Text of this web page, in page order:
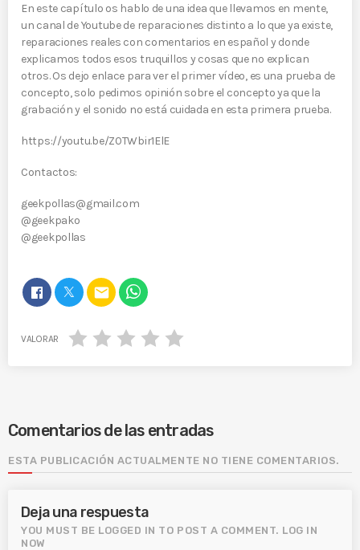
En este capítulo os hablo de una idea que llevamos en mente,
un canal de Youtube de reparaciones distinto a lo que ya existe,
reparaciones reales con comentarios en español y donde
explicamos todos esos truquillos y cosas que no explican
otros. Os dejo enlace para ver el primer vídeo, es una prueba de
concepto, solo pedimos opinión sobre el concepto ya que la
grabación y el sonido no está cuidada en esta primera prueba.
https://youtu.be/Z0TWbir1ElE
Contactos:
geekpollas@gmail.com
@geekpako
@geekpollas
email
VALORAR
Comentarios de las entradas
ESTA PUBLICACIÓN ACTUALMENTE NO TIENE COMENTARIOS.
Deja una respuesta
YOU MUST BE LOGGED IN TO POST A COMMENT. LOG IN
NOW